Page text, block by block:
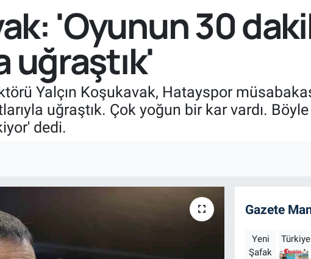
'Oyunun 30
uğraştık'
Yalçın Koşukavak, Hatayspor
uğraştık. Çok yoğun bir kar vardı.
dedi.
Gazete
Yeni
Şafak
Türkiye